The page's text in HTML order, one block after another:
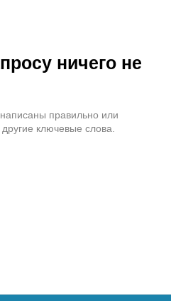
ничего не
правильно или
ключевые слова.